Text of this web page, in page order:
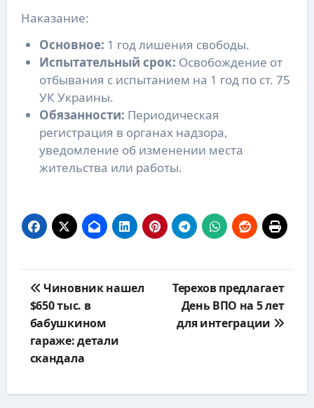
Наказание:
Основное: 1 год лишения свободы.
Испытательный срок: Освобождение от
отбывания с испытанием на 1 год по ст. 75
УК Украины.
Обязанности: Периодическая
регистрация в органах надзора,
уведомление об изменении места
жительства или работы.
по
записям
Чиновник нашел
$650 тыс. в
бабушкином
гараже: детали
скандала
Терехов предлагает
День ВПО на 5 лет
для интеграции